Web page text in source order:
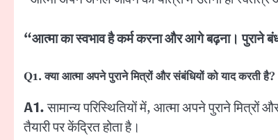
“आत्मा का स्वभाव है कर्म करना और आगे बढ़ना। पुराने
Q1.क्या आत्मा अपने पुराने मित्रों और संबंधियों को याद करती है?
A1.सामान्य परिस्थितियों में, आत्मा अपने पुराने
तैयारी पर केंद्रित होता है।